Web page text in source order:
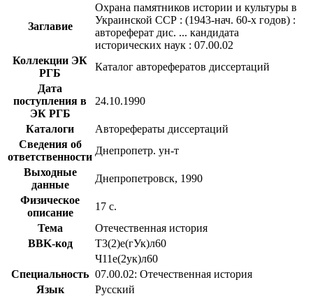
Заглавие
Охрана памятников истории и культуры в
Украинской ССР : (1943-нач. 60-х годов) :
автореферат дис. ... кандидата
исторических наук : 07.00.02
Коллекции ЭК
РГБ
Каталог авторефератов диссертаций
Дата
поступления в
ЭК РГБ
24.10.1990
Каталоги
Авторефераты диссертаций
Сведения об
ответственности
Днепропетр. ун-т
Выходные
данные
Днепропетровск, 1990
Физическое
описание
17 с.
Тема
Отечественная история
BBK-код
Т3(2)е(гУк)л60
Ч11е(2ук)л60
Специальность 07.00.02: Отечественная история
Язык
Русский